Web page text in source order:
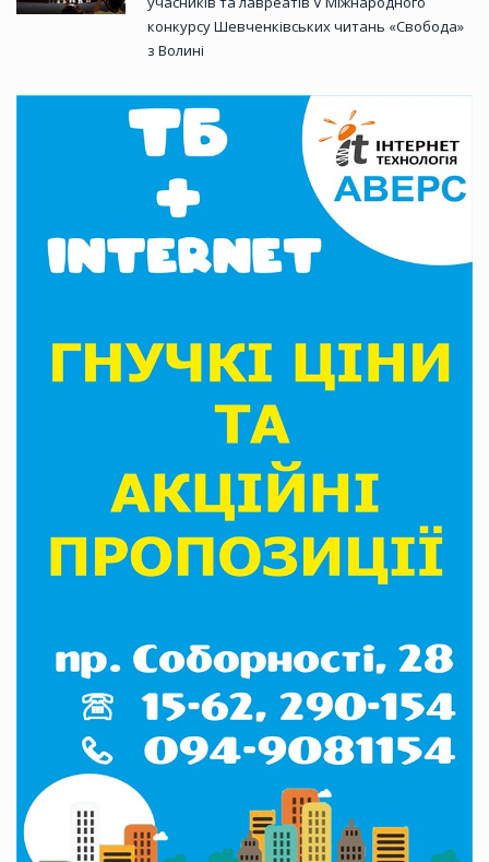
конкурсу Шевченківських читань «Свобода»
з Волині